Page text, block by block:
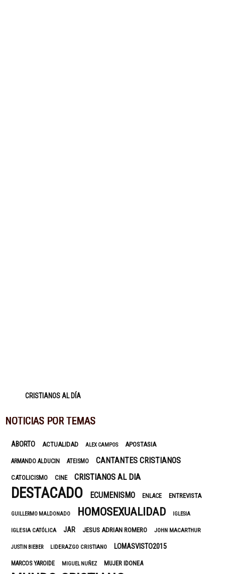
CRISTIANOS AL DÍA
NOTICIAS POR TEMAS
ABORTO ACTUALIDAD ALEX CAMPOS APOSTASIA
ARMANDO ALDUCIN ATEISMO CANTANTES CRISTIANOS
CATOLICISMO CINE CRISTIANOS AL DIA
DESTACADO ECUMENISMO ENLACE ENTREVISTA
GUILLERMO MALDONADO HOMOSEXUALIDAD IGLESIA
IGLESIA CATÓLICA JAR JESUS ADRIAN ROMERO JOHN MACARTHUR
JUSTIN BIEBER LIDERAZGO CRISTIANO LOMASVISTO2015
MARCOS YAROIDE MIGUEL NUÑEZ MUJER IDONEA